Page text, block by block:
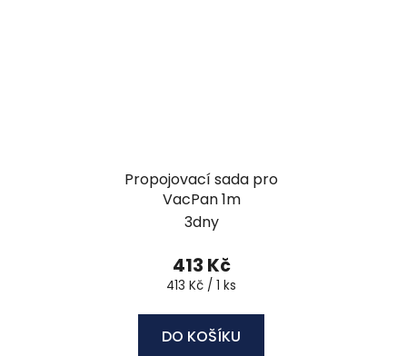
Propojovací sada pro
VacPan 1m
3dny
413 Kč
Měrná
413 Kč / 1 ks
DO KOŠÍKU